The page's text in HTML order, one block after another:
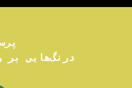
درنگ‌هایی بر